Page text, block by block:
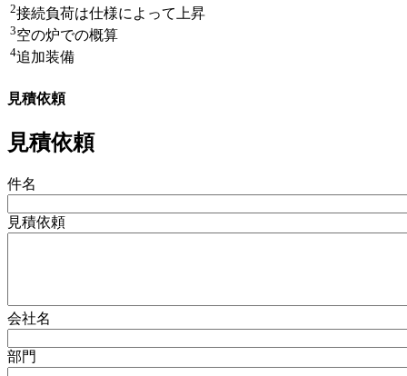
2接続負荷は仕様によって上昇
3空の炉での概算
4追加装備
見積依頼
見積依頼
件名
見積依頼
会社名
部門